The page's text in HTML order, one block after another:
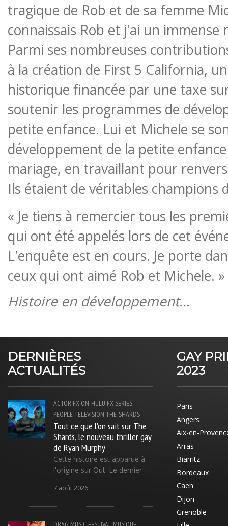
tragique de Rob et de sa femme
connaissais Rob et j'ai un immense
Parmi ses nombreuses
à la création de First 5 California,
historique financée par une taxe
soutenir les programmes de
petite enfance. Lui et Michele se
développement de la petite
mariage, en travaillant pour
Ils étaient de véritables champions
« Je tiens à remercier tous les
qui ont été appelés lors de cet
L'enquête est en cours. Je porte
ceux qui ont aimé Rob et Michele. »
Histoire en développement…
DERNIÈRES
ACTUALITÉS
ACTOR FX-ON-HULU FX-SERIES
PEOPLETELEVISION THE-SHARDS
Tout ce que l'on sait sur The
Shards, le nouveau thriller gay
de Ryan Murphy
Cette histoire est apparue à
l'origine sur Out. Le dernier
7 août 2026
GAY
2023
Paris
Angers
Aix-en-
Arras
Biarritz
Bordeaux
Caen
Dijon
Grenoble